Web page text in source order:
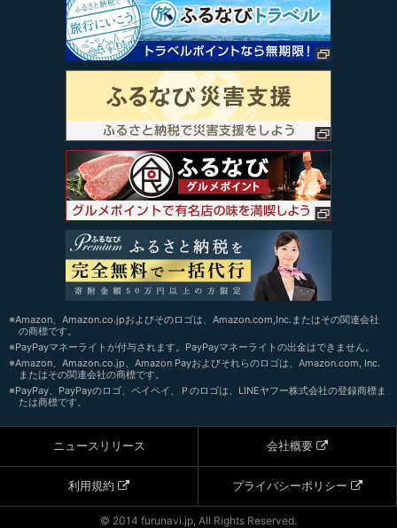
※Amazon、Amazon.co.jpおよびそのロゴは、Amazon.com,Inc.またはその関連会社
の商標です。
※PayPayマネーライトが付与されます。PayPayマネーライトの出金はできません。
※Amazon、Amazon.co.jp、Amazon Payおよびそれらのロゴは、Amazon.com, Inc.
またはその関連会社の商標です。
※PayPay、PayPayのロゴ、ペイペイ、Ｐのロゴは、LINEヤフー株式会社の登録商標ま
たは商標です。
ニュースリリース 会社概要
利用規約 プライバシーポリシー
© 2014 furunavi.jp, All Rights Reserved.